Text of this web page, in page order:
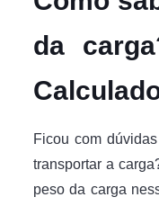
da
Ficou com
transportar a
peso da carga